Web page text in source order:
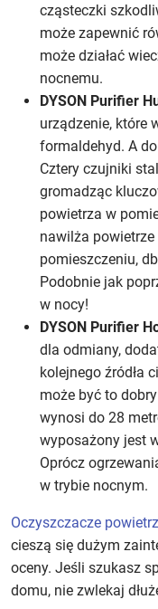
cząsteczki
może zapewnić
może działać
nocnemu.
DYSON Purifier
urządzenie, które
formaldehyd. A
Cztery czujniki
gromadząc
powietrza w
nawilża powietrze
pomieszczeniu,
Podobnie jak
w nocy!
DYSON Purifier
dla odmiany,
kolejnego źródła
może być to
wynosi do 28
wyposażony jest
Oprócz
w trybie nocnym.
Oczyszczacze
cieszą się dużym
oceny. Jeśli szukasz
domu, nie zwlekaj